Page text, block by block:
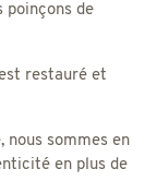
poinçons de
restauré et
nous sommes en
en plus de